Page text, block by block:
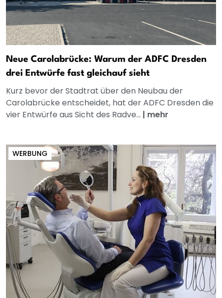
Neue Carolabrücke: Warum der ADFC Dresden
drei Entwürfe fast gleichauf sieht
Kurz bevor der Stadtrat über den Neubau der
Carolabrücke entscheidet, hat der ADFC Dresden die
vier Entwürfe aus Sicht des Radve... | mehr
WERBUNG